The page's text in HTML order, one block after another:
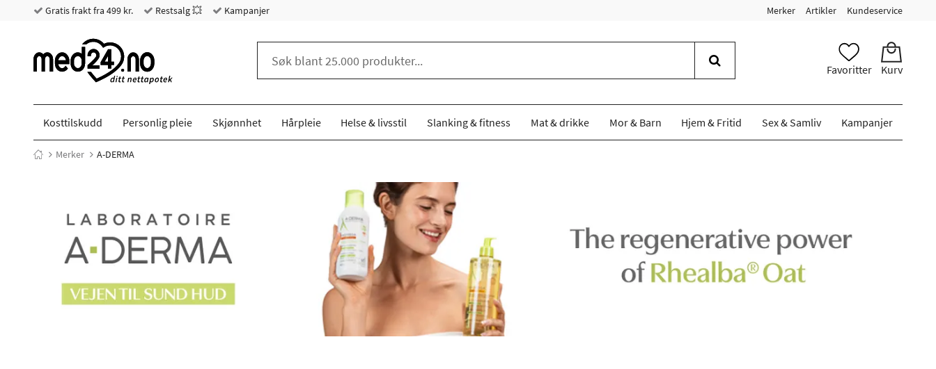
Gratis frakt fra 499 kr. Restsalg 💥 Kampanjer Merker Artikler Kundeservice
Favoritter Kurv
Kosttilskudd Personlig pleie Skjønnhet Hårpleie Helse & livsstil Slanking & fitness Mat & drikke Mor & Barn Hjem & Fritid Sex & Samliv Kampanjer
Merker A-DERMA